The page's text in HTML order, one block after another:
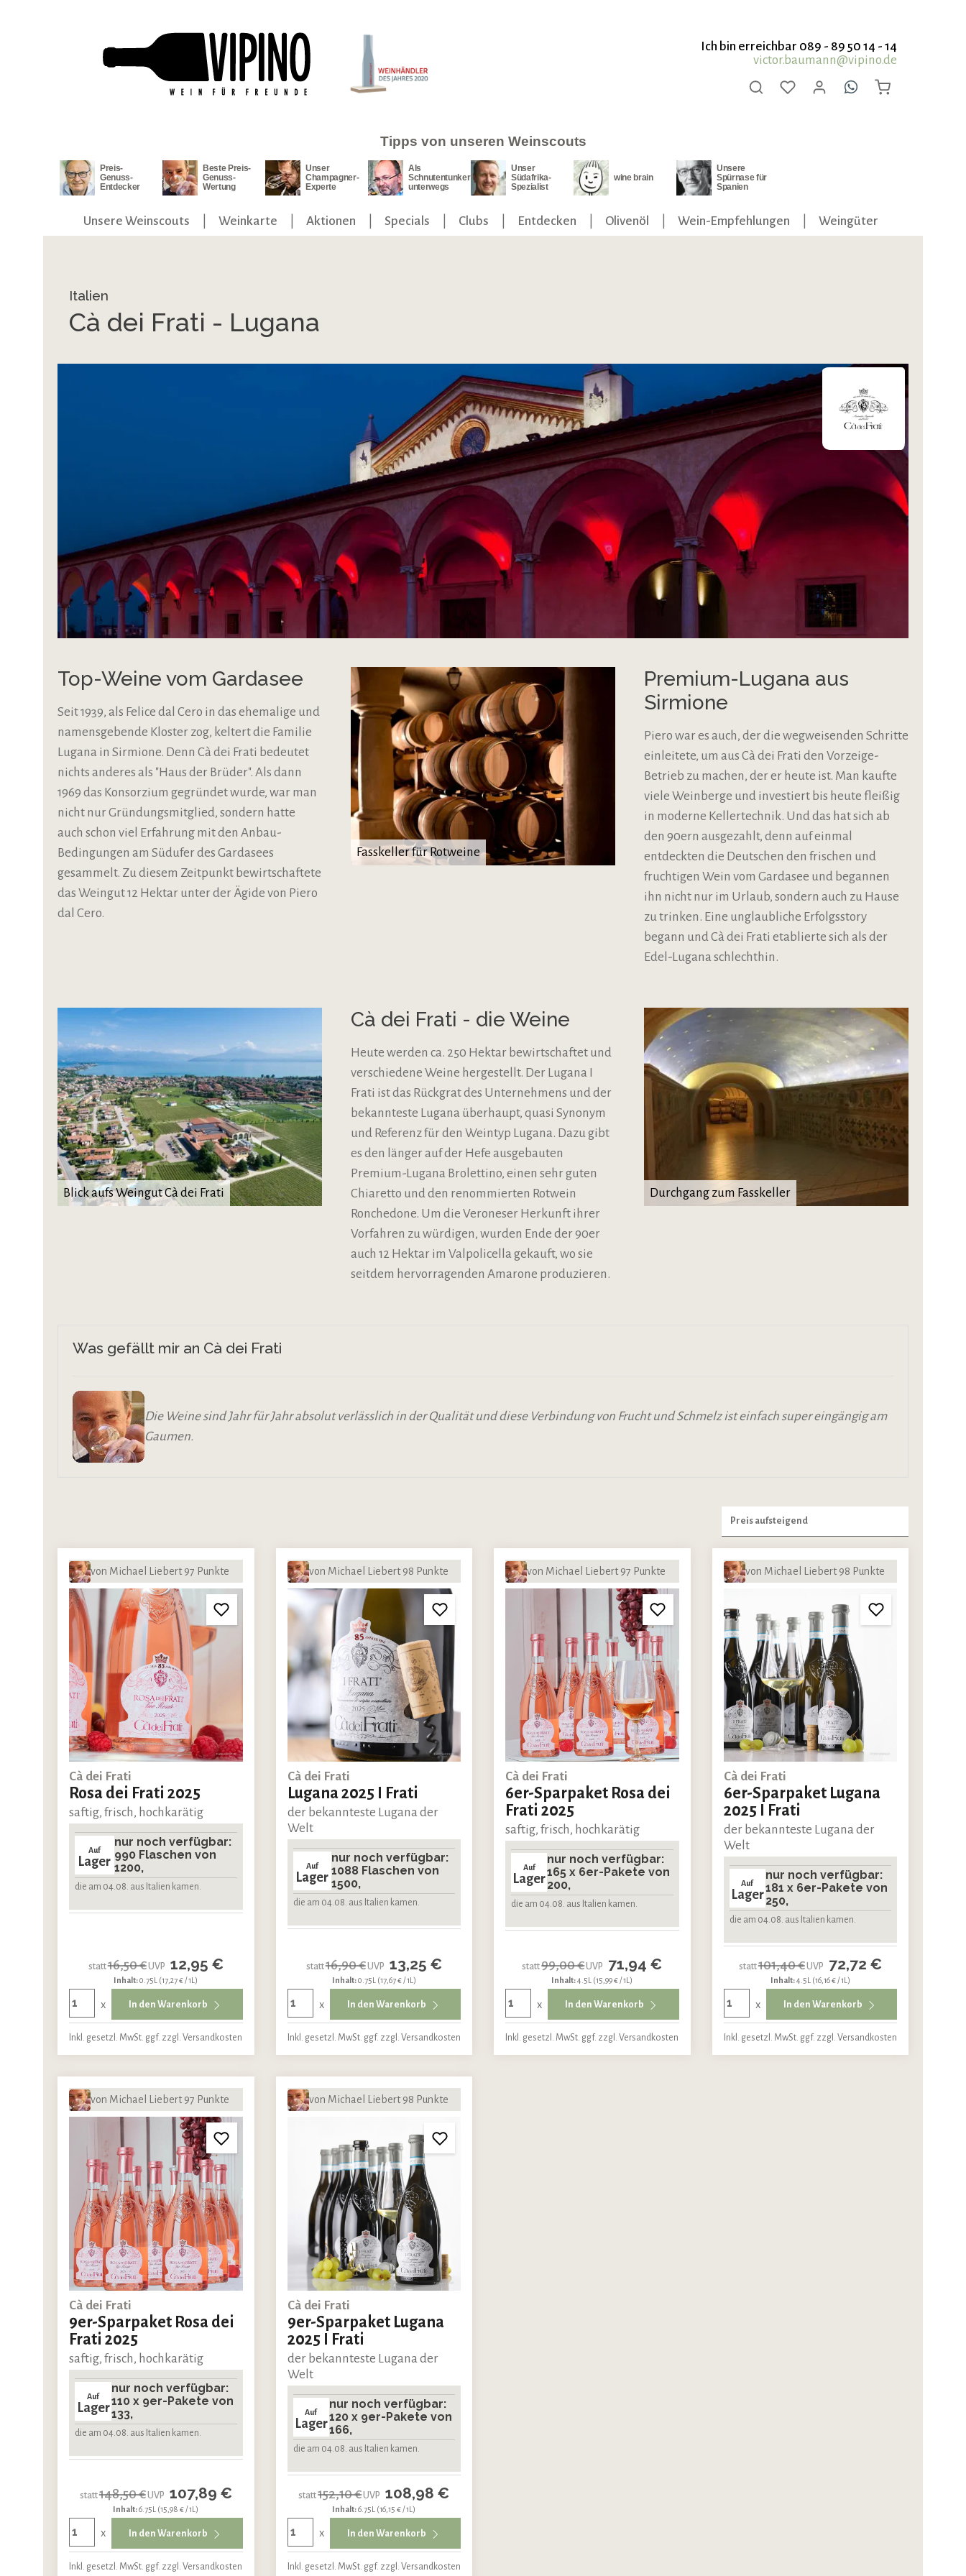
Ich bin erreichbar 089 - 89 50 14 - 14
victor.baumann@vipino.de
Tipps von unseren Weinscouts
Preis-
Genuss-
Entdecker
Beste Preis-
Genuss-
Wertung
Unser
Champagner-
Experte
Als
Schnutentunker
unterwegs
Unser
Südafrika-
Spezialist
wine brain
Unsere
Spürnase für
Spanien
Unsere Weinscouts Weinkarte Aktionen Specials Clubs Entdecken Olivenöl Wein-Empfehlungen Weingüter
Italien
Cà dei Frati - Lugana
Top-Weine vom Gardasee
Seit 1939, als Felice dal Cero in das ehemalige und
namensgebende Kloster zog, keltert die Familie
Lugana in Sirmione. Denn Cà dei Frati bedeutet
nichts anderes als "Haus der Brüder". Als dann
1969 das Konsorzium gegründet wurde, war man
nicht nur Gründungsmitglied, sondern hatte
auch schon viel Erfahrung mit den Anbau-
Bedingungen am Südufer des Gardasees
gesammelt. Zu diesem Zeitpunkt bewirtschaftete
das Weingut 12 Hektar unter der Ägide von Piero
dal Cero.
Fasskeller für Rotweine
Premium-Lugana aus
Sirmione
Piero war es auch, der die wegweisenden Schritte
einleitete, um aus Cà dei Frati den Vorzeige-
Betrieb zu machen, der er heute ist. Man kaufte
viele Weinberge und investiert bis heute fleißig
in moderne Kellertechnik. Und das hat sich ab
den 90ern ausgezahlt, denn auf einmal
entdeckten die Deutschen den frischen und
fruchtigen Wein vom Gardasee und begannen
ihn nicht nur im Urlaub, sondern auch zu Hause
zu trinken. Eine unglaubliche Erfolgsstory
begann und Cà dei Frati etablierte sich als der
Edel-Lugana schlechthin.
Blick aufs Weingut Cà dei Frati
Cà dei Frati - die Weine
Heute werden ca. 250 Hektar bewirtschaftet und
verschiedene Weine hergestellt. Der Lugana I
Frati ist das Rückgrat des Unternehmens und der
bekannteste Lugana überhaupt, quasi Synonym
und Referenz für den Weintyp Lugana. Dazu gibt
es den länger auf der Hefe ausgebauten
Premium-Lugana Brolettino, einen sehr guten
Chiaretto und den renommierten Rotwein
Ronchedone. Um die Veroneser Herkunft ihrer
Vorfahren zu würdigen, wurden Ende der 90er
auch 12 Hektar im Valpolicella gekauft, wo sie
seitdem hervorragenden Amarone produzieren.
Durchgang zum Fasskeller
Was gefällt mir an Cà dei Frati
Die Weine sind Jahr für Jahr absolut verlässlich in der Qualität und diese Verbindung von Frucht und Schmelz ist einfach super eingängig am
Gaumen.
von Michael Liebert 97 Punkte
Cà dei Frati
Rosa dei Frati 2025
saftig, frisch, hochkarätig
Auf
Lager
nur noch verfügbar:
990 Flaschen von
1200,
die am 04.08. aus Italien kamen.
statt16,50 €UVP 12,95 €
Inhalt:0.75L (17,27 € / 1L)
x In den Warenkorb
Inkl. gesetzl. MwSt. ggf. zzgl. Versandkosten
von Michael Liebert 98 Punkte
Cà dei Frati
Lugana 2025 I Frati
der bekannteste Lugana der
Welt
Auf
Lager
nur noch verfügbar:
1088 Flaschen von
1500,
die am 04.08. aus Italien kamen.
statt16,90 €UVP 13,25 €
Inhalt:0.75L (17,67 € / 1L)
x In den Warenkorb
Inkl. gesetzl. MwSt. ggf. zzgl. Versandkosten
von Michael Liebert 97 Punkte
Cà dei Frati
6er-Sparpaket Rosa dei
Frati 2025
saftig, frisch, hochkarätig
Auf
Lager
nur noch verfügbar:
165 x 6er-Pakete von
200,
die am 04.08. aus Italien kamen.
statt99,00 €UVP 71,94 €
Inhalt:4.5L (15,99 € / 1L)
x In den Warenkorb
Inkl. gesetzl. MwSt. ggf. zzgl. Versandkosten
von Michael Liebert 98 Punkte
Cà dei Frati
6er-Sparpaket Lugana
2025 I Frati
der bekannteste Lugana der
Welt
Auf
Lager
nur noch verfügbar:
181 x 6er-Pakete von
250,
die am 04.08. aus Italien kamen.
statt101,40 €UVP 72,72 €
Inhalt:4.5L (16,16 € / 1L)
x In den Warenkorb
Inkl. gesetzl. MwSt. ggf. zzgl. Versandkosten
von Michael Liebert 97 Punkte
Cà dei Frati
9er-Sparpaket Rosa dei
Frati 2025
saftig, frisch, hochkarätig
Auf
Lager
nur noch verfügbar:
110 x 9er-Pakete von
133,
die am 04.08. aus Italien kamen.
statt148,50 €UVP 107,89 €
Inhalt:6.75L (15,98 € / 1L)
x In den Warenkorb
Inkl. gesetzl. MwSt. ggf. zzgl. Versandkosten
von Michael Liebert 98 Punkte
Cà dei Frati
9er-Sparpaket Lugana
2025 I Frati
der bekannteste Lugana der
Welt
Auf
Lager
nur noch verfügbar:
120 x 9er-Pakete von
166,
die am 04.08. aus Italien kamen.
statt152,10 €UVP 108,98 €
Inhalt:6.75L (16,15 € / 1L)
x In den Warenkorb
Inkl. gesetzl. MwSt. ggf. zzgl. Versandkosten